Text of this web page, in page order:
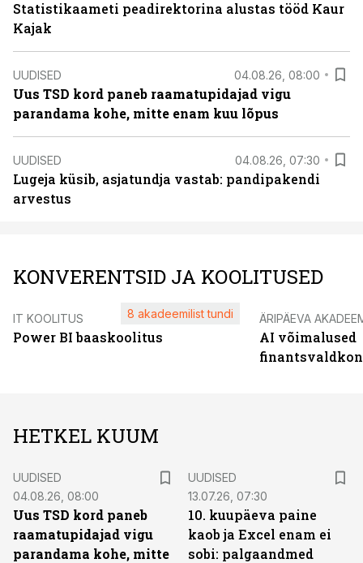
Statistikaameti peadirektorina alustas tööd Kaur
Kajak
UUDISED 04.08.26, 08:00
Uus TSD kord paneb raamatupidajad vigu
parandama kohe, mitte enam kuu lõpus
UUDISED 04.08.26, 07:30
Lugeja küsib, asjatundja vastab: pandipakendi
arvestus
KONVERENTSID JA KOOLITUSED
IT KOOLITUS
Power BI baaskoolitus
8 akadeemilist tundi ÄRIPÄEVA
AI võimalused
HETKEL KUUM
UUDISED
04.08.26, 08:00
Uus TSD kord paneb
raamatupidajad vigu
parandama kohe, mitte
UUDISED
13.07.26, 07:30
10. kuupäeva paine
kaob ja Excel enam ei
sobi: palgaandmed